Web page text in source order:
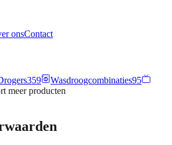
onsContact
359 Wasdroogcombinaties95
meerproducten